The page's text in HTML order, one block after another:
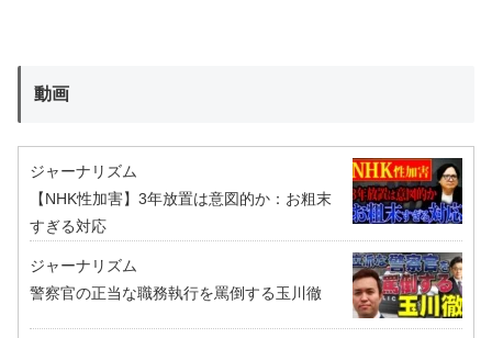
動画
ジャーナリズム
【NHK性加害】3年放置は意図的か：お粗末
すぎる対応
ジャーナリズム
警察官の正当な職務執行を罵倒する玉川徹